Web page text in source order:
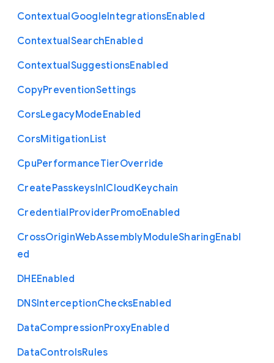
ContextualGoogleIntegrationsEnabled
ContextualSearchEnabled
ContextualSuggestionsEnabled
CopyPreventionSettings
CorsLegacyModeEnabled
CorsMitigationList
CpuPerformanceTierOverride
CreatePasskeysInICloudKeychain
CredentialProviderPromoEnabled
CrossOriginWebAssemblyModuleSharingEnabl
ed
DHEEnabled
DNSInterceptionChecksEnabled
DataCompressionProxyEnabled
DataControlsRules